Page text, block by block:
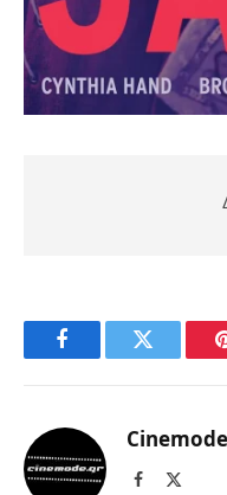
FacebookTwitter
Cinemode
Facebook